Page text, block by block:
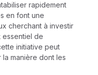
rapidement
en font une
cherchant à investir
essentiel de
initiative peut
manière dont les